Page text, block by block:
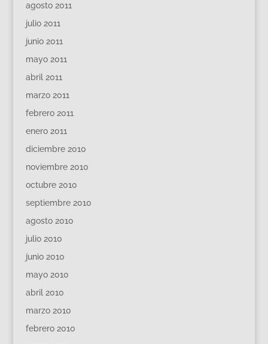
agosto 2011
julio 2011
junio 2011
mayo 2011
abril 2011
marzo 2011
febrero 2011
enero 2011
diciembre 2010
noviembre 2010
octubre 2010
septiembre 2010
agosto 2010
julio 2010
junio 2010
mayo 2010
abril 2010
marzo 2010
febrero 2010